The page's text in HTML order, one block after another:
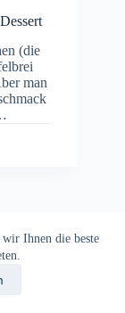
Ihnen die beste
(die
man